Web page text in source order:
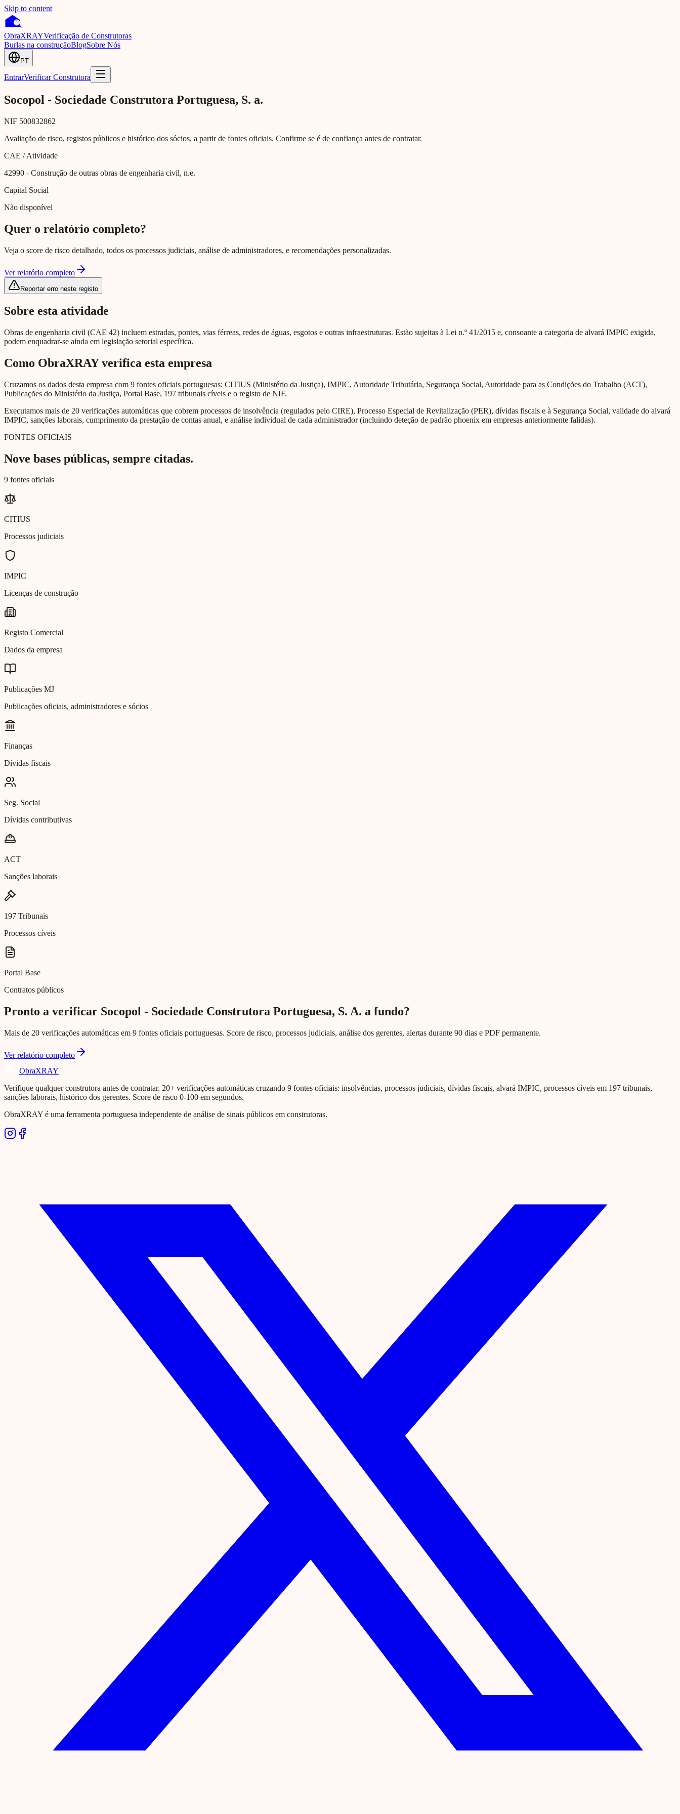
Skip to content
ObraXRAYVerificação de Construtoras
Burlas na construçãoBlogSobre Nós
PT
EntrarVerificar Construtora
Socopol - Sociedade Construtora Portuguesa, S. a.
NIF 500832862
Avaliação de risco, registos públicos e histórico dos sócios, a partir de fontes oficiais. Confirme se é de confiança antes de contratar.
CAE / Atividade
42990 - Construção de outras obras de engenharia civil, n.e.
Capital Social
Não disponível
Quer o relatório completo?
Veja o score de risco detalhado, todos os processos judiciais, análise de administradores, e recomendações personalizadas.
Ver relatório completo
Reportar erro neste registo
Sobre esta atividade
Obras de engenharia civil (CAE 42) incluem estradas, pontes, vias férreas, redes de águas, esgotos e outras infraestruturas. Estão sujeitas à Lei n.º 41/2015 e, consoante a categoria de alvará IMPIC exigida,
podem enquadrar-se ainda em legislação setorial específica.
Como ObraXRAY verifica esta empresa
Cruzamos os dados desta empresa com 9 fontes oficiais portuguesas: CITIUS (Ministério da Justiça), IMPIC, Autoridade Tributária, Segurança Social, Autoridade para as Condições do Trabalho (ACT),
Publicações do Ministério da Justiça, Portal Base, 197 tribunais cíveis e o registo de NIF.
Executamos mais de 20 verificações automáticas que cobrem processos de insolvência (regulados pelo CIRE), Processo Especial de Revitalização (PER), dívidas fiscais e à Segurança Social, validade do alvará
IMPIC, sanções laborais, cumprimento da prestação de contas anual, e análise individual de cada administrador (incluindo deteção de padrão phoenix em empresas anteriormente falidas).
FONTES OFICIAIS
Nove bases públicas, sempre citadas.
9 fontes oficiais
CITIUS
Processos judiciais
IMPIC
Licenças de construção
Registo Comercial
Dados da empresa
Publicações MJ
Publicações oficiais, administradores e sócios
Finanças
Dívidas fiscais
Seg. Social
Dívidas contributivas
ACT
Sanções laborais
197 Tribunais
Processos cíveis
Portal Base
Contratos públicos
Pronto a verificar Socopol - Sociedade Construtora Portuguesa, S. A. a fundo?
Mais de 20 verificações automáticas em 9 fontes oficiais portuguesas. Score de risco, processos judiciais, análise dos gerentes, alertas durante 90 dias e PDF permanente.
Ver relatório completo
ObraXRAY
Verifique qualquer construtora antes de contratar. 20+ verificações automáticas cruzando 9 fontes oficiais: insolvências, processos judiciais, dívidas fiscais, alvará IMPIC, processos cíveis em 197 tribunais,
sanções laborais, histórico dos gerentes. Score de risco 0-100 em segundos.
ObraXRAY é uma ferramenta portuguesa independente de análise de sinais públicos em construtoras.